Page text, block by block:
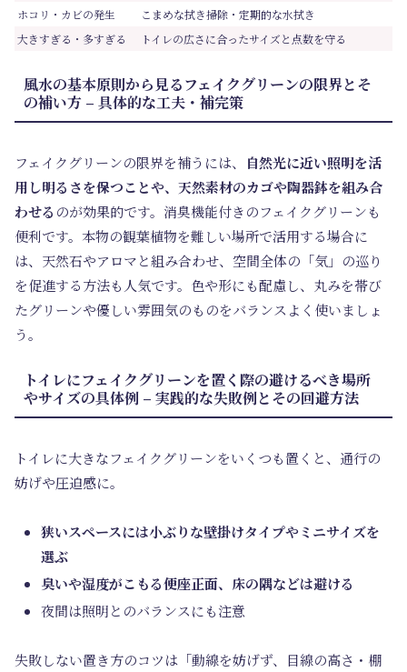
ホコリ・カビの発生
こまめな拭き掃除・定期的な水拭き
大きすぎる・多すぎる
トイレの広さに合ったサイズと点数を守る
風水の基本原則から見るフェイクグリーンの限界とそ
の補い方 – 具体的な工夫・補完策
フェイクグリーンの限界を補うには、
自然光に近い照明を活
用し明るさを保つことや、天然素材のカゴや陶器鉢を組み合
わせる のが効果的です。消臭機能付きのフェイクグリーンも
便利です。本物の観葉植物を難しい場所で活用する場合に
は、天然石やアロマと組み合わせ、空間全体の「気」の巡り
を促進する方法も人気です。色や形にも配慮し、丸みを帯び
たグリーンや優しい雰囲気のものをバランスよく使いましょ
う。
トイレにフェイクグリーンを置く際の避けるべき場所
やサイズの具体例 – 実践的な失敗例とその回避方法
トイレに大きなフェイクグリーンをいくつも置くと、通行の
妨げや圧迫感に。
狭いスペースには小ぶりな壁掛けタイプやミニサイズを
選ぶ
臭いや湿度がこもる便座正面、床の隅などは避ける
夜間は照明とのバランスにも注意
失敗しない置き方のコツは「動線を妨げず、目線の高さ・棚